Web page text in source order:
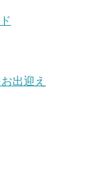
出迎え